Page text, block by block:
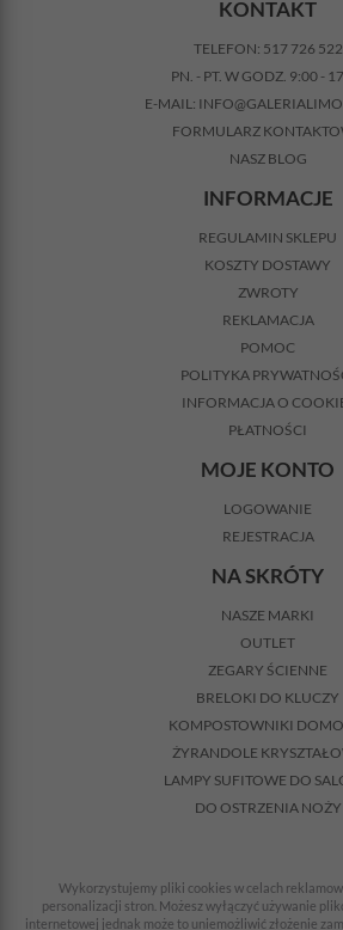
KONTAKT
TELEFON: 517 726 522
PN. - PT. W GODZ. 9:00 -
E-MAIL:
FORMULARZ
NASZ BLOG
INFORMACJE
REGULAMIN SKLEPU
KOSZTY DOSTAWY
ZWROTY
REKLAMACJA
POMOC
POLITYKA
INFORMACJA O
PŁATNOŚCI
MOJE KONTO
LOGOWANIE
REJESTRACJA
NA SKRÓTY
NASZE MARKI
OUTLET
ZEGARY ŚCIENNE
BRELOKI DO KLUCZY
KOMPOSTOWNIKI
ŻYRANDOLE
LAMPY SUFITOWE DO
DO OSTRZENIA NOŻY
Wykorzystujemy pliki cookies w celach
personalizacji stron. Możesz wyłączyć używanie
internetowej jednak może to uniemożliwić złożenie